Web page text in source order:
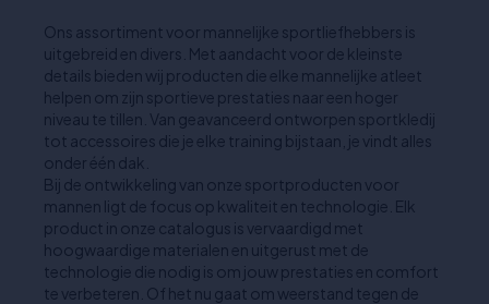
Ons assortiment voor mannelijke sportliefhebbers is
uitgebreid en divers. Met aandacht voor de kleinste
details bieden wij producten die elke mannelijke atleet
helpen om zijn sportieve prestaties naar een hoger
niveau te tillen. Van geavanceerd ontworpen sportkledij
tot accessoires die je elke training bijstaan, je vindt alles
onder één dak.
Bij de ontwikkeling van onze sportproducten voor
mannen ligt de focus op kwaliteit en technologie. Elk
product in onze catalogus is vervaardigd met
hoogwaardige materialen en uitgerust met de
technologie die nodig is om jouw prestaties en comfort
te verbeteren. Of het nu gaat om weerstand tegen de